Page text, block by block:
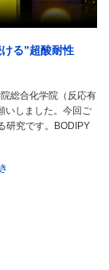
る”超酸耐性
総合化学院（反応有
いしました。今回ご
研究です。BODIPY